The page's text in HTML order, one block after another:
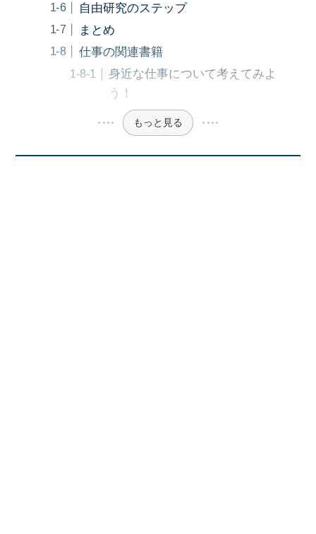
自由研究のステップ
まとめ
仕事の関連書籍
身近な仕事について考えてみよ
う！
もっと見る